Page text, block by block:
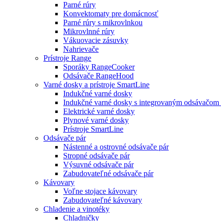
Parné rúry
Konvektomaty pre domácnosť
Parné rúry s mikrovlnkou
Mikrovlnné rúry
Vákuovacie zásuvky
Nahrievače
Prístroje Range
Sporáky RangeCooker
Odsávače RangeHood
Varné dosky a prístroje SmartLine
Indukčné varné dosky
Indukčné varné dosky s integrovaným odsávačom
Elektrické varné dosky
Plynové varné dosky
Prístroje SmartLine
Odsávače pár
Nástenné a ostrovné odsávače pár
Stropné odsávače pár
Výsuvné odsávače pár
Zabudovateľné odsávače pár
Kávovary
Voľne stojace kávovary
Zabudovateľné kávovary
Chladenie a vinotéky
Chladničky